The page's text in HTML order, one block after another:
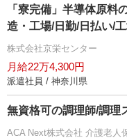
「寮完備」半導体原料
造・工場/日勤/日払い/
株式会社京栄センター
月給22万4,300円
派遣社員 / 神奈川県
無資格可の調理師/調理
ACA Next株式会社 介護老人